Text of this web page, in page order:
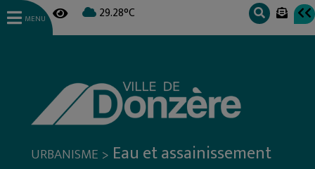
29.28°C
MENU
URBANISME > Eau et assainissement